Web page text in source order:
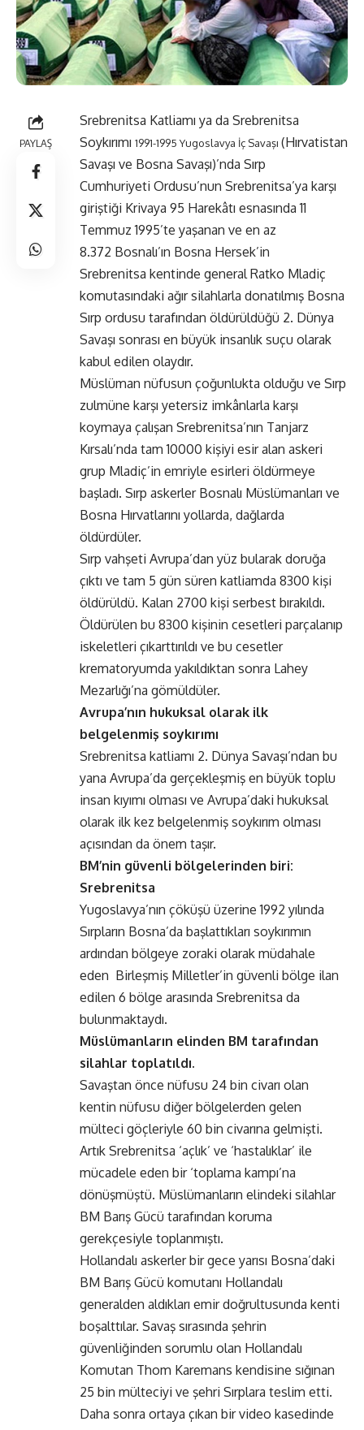
PAYLAŞ
Srebrenitsa Katliamı ya da Srebrenitsa
Soykırımı 1991-1995 Yugoslavya İç Savaşı (Hırvatistan
Savaşı ve Bosna Savaşı)’nda Sırp
Cumhuriyeti Ordusu’nun Srebrenitsa’ya karşı
giriştiği Krivaya 95 Harekâtı esnasında 11
Temmuz 1995’te yaşanan ve en az
8.372 Bosnalı’ın Bosna Hersek’in
Srebrenitsa kentinde general Ratko Mladiç
komutasındaki ağır silahlarla donatılmış Bosna
Sırp ordusu tarafından öldürüldüğü 2. Dünya
Savaşı sonrası en büyük insanlık suçu olarak
kabul edilen olaydır.
Müslüman nüfusun çoğunlukta olduğu ve Sırp
zulmüne karşı yetersiz imkânlarla karşı
koymaya çalışan Srebrenitsa’nın Tanjarz
Kırsalı’nda tam 10000 kişiyi esir alan askeri
grup Mladiç’in emriyle esirleri öldürmeye
başladı. Sırp askerler Bosnalı Müslümanları ve
Bosna Hırvatlarını yollarda, dağlarda
öldürdüler.
Sırp vahşeti Avrupa’dan yüz bularak doruğa
çıktı ve tam 5 gün süren katliamda 8300 kişi
öldürüldü. Kalan 2700 kişi serbest bırakıldı.
Öldürülen bu 8300 kişinin cesetleri parçalanıp
iskeletleri çıkarttırıldı ve bu cesetler
krematoryumda yakıldıktan sonra Lahey
Mezarlığı’na gömüldüler.
Avrupa’nın hukuksal olarak ilk
belgelenmiş soykırımı
Srebrenitsa katliamı 2. Dünya Savaşı’ndan bu
yana Avrupa’da gerçekleşmiş en büyük toplu
insan kıyımı olması ve Avrupa’daki hukuksal
olarak ilk kez belgelenmiş soykırım olması
açısından da önem taşır.
BM’nin güvenli bölgelerinden biri:
Srebrenitsa
Yugoslavya’nın çöküşü üzerine 1992 yılında
Sırpların Bosna’da başlattıkları soykırımın
ardından bölgeye zoraki olarak müdahale
eden Birleşmiş Milletler’in güvenli bölge ilan
edilen 6 bölge arasında Srebrenitsa da
bulunmaktaydı.
Müslümanların elinden BM tarafından
silahlar toplatıldı.
Savaştan önce nüfusu 24 bin civarı olan
kentin nüfusu diğer bölgelerden gelen
mülteci göçleriyle 60 bin civarına gelmişti.
Artık Srebrenitsa ‘açlık’ ve ‘hastalıklar’ ile
mücadele eden bir ‘toplama kampı’na
dönüşmüştü. Müslümanların elindeki silahlar
BM Barış Gücü tarafından koruma
gerekçesiyle toplanmıştı.
Hollandalı askerler bir gece yarısı Bosna’daki
BM Barış Gücü komutanı Hollandalı
generalden aldıkları emir doğrultusunda kenti
boşalttılar. Savaş sırasında şehrin
güvenliğinden sorumlu olan Hollandalı
Komutan Thom Karemans kendisine sığınan
25 bin mülteciyi ve şehri Sırplara teslim etti.
Daha sonra ortaya çıkan bir video kasedinde